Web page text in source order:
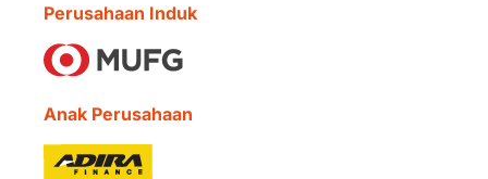
Perusahaan Induk
Anak Perusahaan